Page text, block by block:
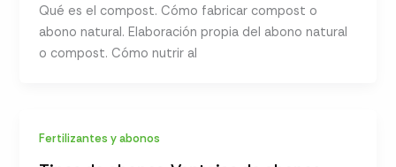
Qué es el compost. Cómo fabricar compost o
abono natural. Elaboración propia del abono natural
o compost. Cómo nutrir al
Fertilizantes y abonos